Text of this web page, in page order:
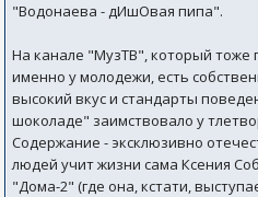
"Водонаева - дИшОвая пипа".
На канале "МузТВ", который тоже
именно у молодежи, есть
высокий вкус и стандарты
шоколаде" заимствовало у
Содержание - эксклюзивно
людей учит жизни сама Ксения
"Дома-2" (где она, кстати,